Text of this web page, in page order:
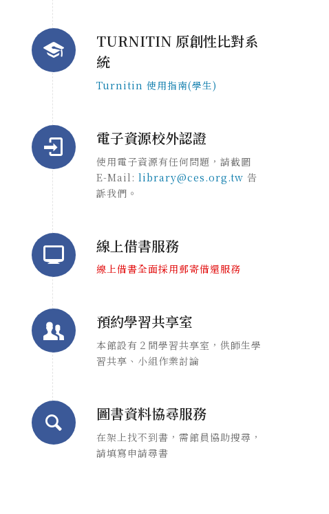
TURNITIN 原創性比對系
統
Turnitin 使用指南(學生)
電子資源校外認證
使用電子資源有任何問題，請截圖
E-Mail: library@ces.org.tw 告
訴我們。
線上借書服務
線上借書全面採用郵寄借還服務
預約學習共享室
本館設有２間學習共享室，供師生學
習共享、小組作業討論
圖書資料協尋服務
在架上找不到書，需館員協助搜尋，
請填寫申請尋書